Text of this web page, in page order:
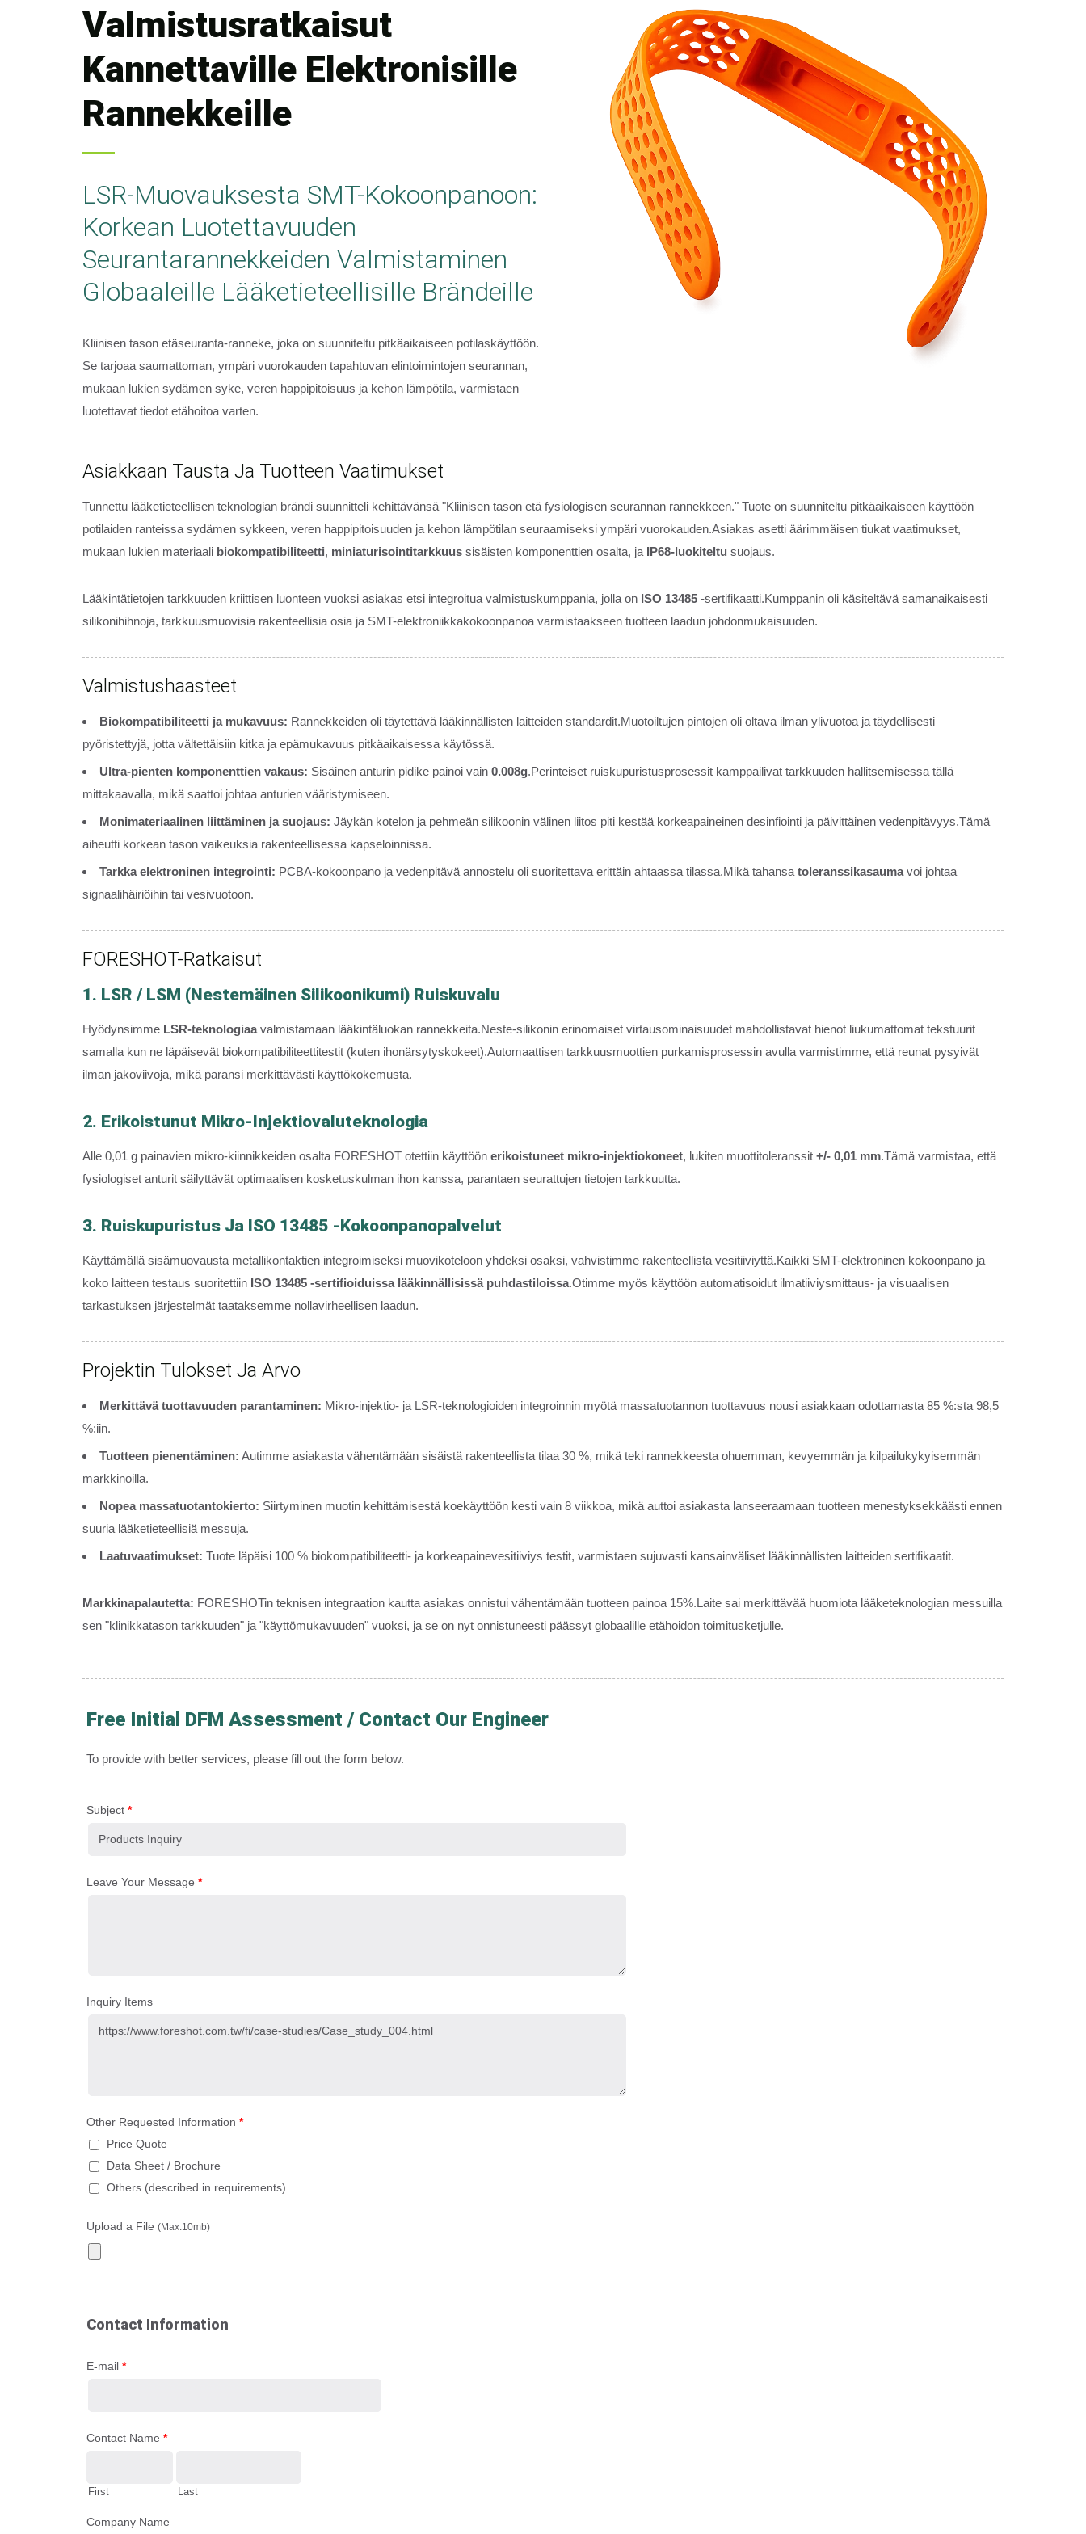
Valmistusratkaisut
Kannettaville Elektronisille
Rannekkeille
LSR-Muovauksesta SMT-Kokoonpanoon:
Korkean Luotettavuuden
Seurantarannekkeiden Valmistaminen
Globaaleille Lääketieteellisille Brändeille
Kliinisen tason etäseuranta-ranneke, joka on suunniteltu pitkäaikaiseen potilaskäyttöön.
Se tarjoaa saumattoman, ympäri vuorokauden tapahtuvan elintoimintojen seurannan,
mukaan lukien sydämen syke, veren happipitoisuus ja kehon lämpötila, varmistaen
luotettavat tiedot etähoitoa varten.
Asiakkaan Tausta Ja Tuotteen Vaatimukset
Tunnettu lääketieteellisen teknologian brändi suunnitteli kehittävänsä "Kliinisen tason etä fysiologisen seurannan rannekkeen." Tuote on suunniteltu pitkäaikaiseen käyttöön
potilaiden ranteissa sydämen sykkeen, veren happipitoisuuden ja kehon lämpötilan seuraamiseksi ympäri vuorokauden.Asiakas asetti äärimmäisen tiukat vaatimukset,
mukaan lukien materiaali biokompatibiliteetti, miniaturisointitarkkuus sisäisten komponenttien osalta, ja IP68-luokiteltu suojaus.
Lääkintätietojen tarkkuuden kriittisen luonteen vuoksi asiakas etsi integroitua valmistuskumppania, jolla on ISO 13485 -sertifikaatti.Kumppanin oli käsiteltävä samanaikaisesti
silikonihihnoja, tarkkuusmuovisia rakenteellisia osia ja SMT-elektroniikkakokoonpanoa varmistaakseen tuotteen laadun johdonmukaisuuden.
Valmistushaasteet
Biokompatibiliteetti ja mukavuus: Rannekkeiden oli täytettävä lääkinnällisten laitteiden standardit.Muotoiltujen pintojen oli oltava ilman ylivuotoa ja täydellisesti
pyöristettyjä, jotta vältettäisiin kitka ja epämukavuus pitkäaikaisessa käytössä.
Ultra-pienten komponenttien vakaus: Sisäinen anturin pidike painoi vain 0.008g.Perinteiset ruiskupuristusprosessit kamppailivat tarkkuuden hallitsemisessa tällä
mittakaavalla, mikä saattoi johtaa anturien vääristymiseen.
Monimateriaalinen liittäminen ja suojaus: Jäykän kotelon ja pehmeän silikoonin välinen liitos piti kestää korkeapaineinen desinfiointi ja päivittäinen vedenpitävyys.Tämä
aiheutti korkean tason vaikeuksia rakenteellisessa kapseloinnissa.
Tarkka elektroninen integrointi: PCBA-kokoonpano ja vedenpitävä annostelu oli suoritettava erittäin ahtaassa tilassa.Mikä tahansa toleranssikasaumavoi johtaa
signaalihäiriöihin tai vesivuotoon.
FORESHOT-Ratkaisut
1. LSR / LSM (nestemäinen Silikoonikumi) Ruiskuvalu
Hyödynsimme LSR-teknologiaavalmistamaan lääkintäluokan rannekkeita.Neste-silikonin erinomaiset virtausominaisuudet mahdollistavat hienot liukumattomat tekstuurit
samalla kun ne läpäisevät biokompatibiliteettitestit (kuten ihonärsytyskokeet).Automaattisen tarkkuusmuottien purkamisprosessin avulla varmistimme, että reunat pysyivät
ilman jakoviivoja, mikä paransi merkittävästi käyttökokemusta.
2. Erikoistunut Mikro-Injektiovaluteknologia
Alle 0,01 g painavien mikro-kiinnikkeiden osalta FORESHOT otettiin käyttöön erikoistuneet mikro-injektiokoneet, lukiten muottitoleranssit +/- 0,01 mm.Tämä varmistaa, että
fysiologiset anturit säilyttävät optimaalisen kosketuskulman ihon kanssa, parantaen seurattujen tietojen tarkkuutta.
3. Ruiskupuristus Ja ISO 13485 -kokoonpanopalvelut
Käyttämällä sisämuovausta metallikontaktien integroimiseksi muovikoteloon yhdeksi osaksi, vahvistimme rakenteellista vesitiiviyttä.Kaikki SMT-elektroninen kokoonpano ja
koko laitteen testaus suoritettiin ISO 13485 -sertifioiduissa lääkinnällisissä puhdastiloissa.Otimme myös käyttöön automatisoidut ilmatiiviysmittaus- ja visuaalisen
tarkastuksen järjestelmät taataksemme nollavirheellisen laadun.
Projektin Tulokset Ja Arvo
Merkittävä tuottavuuden parantaminen: Mikro-injektio- ja LSR-teknologioiden integroinnin myötä massatuotannon tuottavuus nousi asiakkaan odottamasta 85 %:sta 98,5
%:iin.
Tuotteen pienentäminen: Autimme asiakasta vähentämään sisäistä rakenteellista tilaa 30 %, mikä teki rannekkeesta ohuemman, kevyemmän ja kilpailukykyisemmän
markkinoilla.
Nopea massatuotantokierto: Siirtyminen muotin kehittämisestä koekäyttöön kesti vain 8 viikkoa, mikä auttoi asiakasta lanseeraamaan tuotteen menestyksekkäästi ennen
suuria lääketieteellisiä messuja.
Laatuvaatimukset: Tuote läpäisi 100 % biokompatibiliteetti- ja korkeapainevesitiiviys testit, varmistaen sujuvasti kansainväliset lääkinnällisten laitteiden sertifikaatit.
Markkinapalautetta: FORESHOTin teknisen integraation kautta asiakas onnistui vähentämään tuotteen painoa 15%.Laite sai merkittävää huomiota lääketeknologian messuilla
sen "klinikkatason tarkkuuden" ja "käyttömukavuuden" vuoksi, ja se on nyt onnistuneesti päässyt globaalille etähoidon toimitusketjulle.